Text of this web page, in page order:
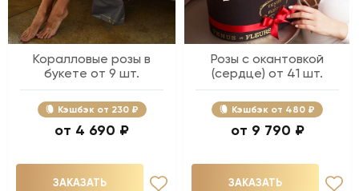
Коралловые розы в
букете от 9 шт.
Кэшбэк 230 ₽
4 690 ₽
ЗАКАЗАТЬ
Розы с окантовкой
(сердце) от 41 шт.
Кэшбэк 480 ₽
9 790 ₽
ЗАКАЗАТЬ